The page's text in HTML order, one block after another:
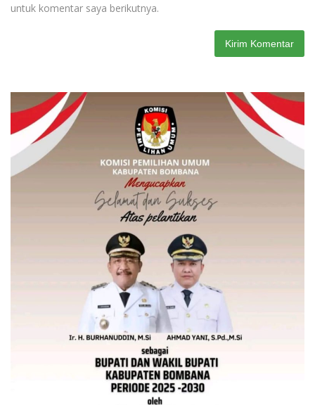
untuk komentar saya berikutnya.